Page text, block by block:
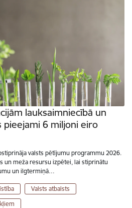
lauksaimniecībā un
pieejami 6 miljoni eiro
valsts pētījumu programmu 2026.
un meža resursu izpētei, lai stiprinātu
un ilgtermiņā…
Valsts atbalsts